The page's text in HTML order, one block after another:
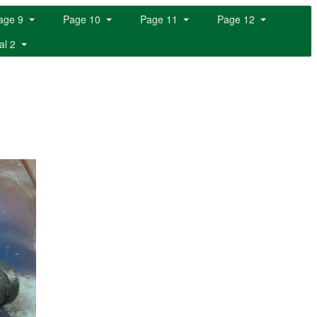
9 Page 10 Page 11
Page 12
2